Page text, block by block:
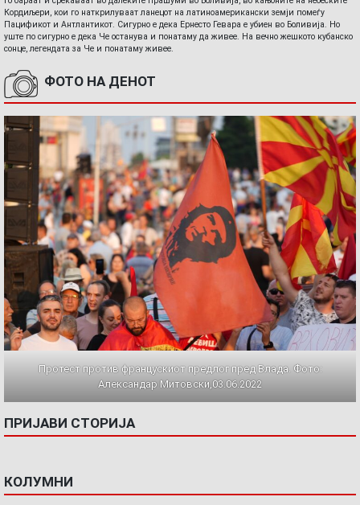
Кордиљери, кои го наткрилуваат ланецот на латиноамерикански земји помеѓу
Пацификот и Антлантикот. Сигурно е дека Ернесто Гевара е убиен во Боливија. Но
уште по сигурно е дека Че останува и понатаму да живее. На вечно жешкото кубанско
сонце, легендата за Че и понатаму живее.
ФОТО НА ДЕНОТ
Протест против францускиот предлог пред Влада. Фото:
Александар Митовски,03.06.2022
ПРИЈАВИ СТОРИЈА
КОЛУМНИ